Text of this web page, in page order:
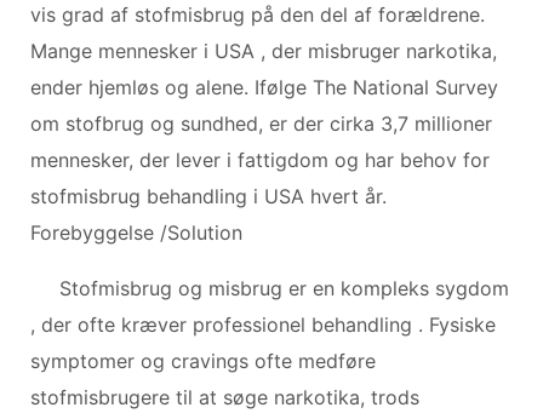
vis grad af stofmisbrug på den del af forældrene.
Mange mennesker i USA , der misbruger narkotika,
ender hjemløs og alene. Ifølge The National Survey
om stofbrug og sundhed, er der cirka 3,7 millioner
mennesker, der lever i fattigdom og har behov for
stofmisbrug behandling i USA hvert år.
Forebyggelse /Solution
Stofmisbrug og misbrug er en kompleks sygdom
, der ofte kræver professionel behandling . Fysiske
symptomer og cravings ofte medføre
stofmisbrugere til at søge narkotika, trods